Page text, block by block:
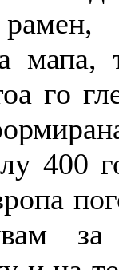
мапа,
го
400